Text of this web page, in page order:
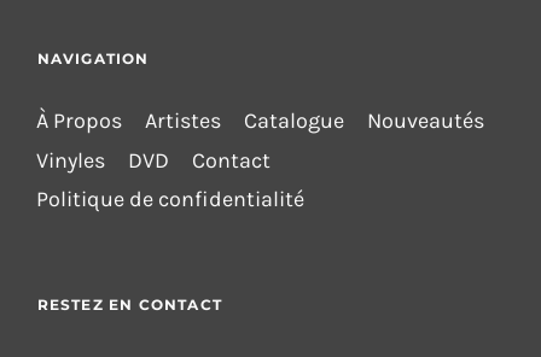
NAVIGATION
À Propos Artistes Catalogue
Nouveautés
Vinyles
DVD
Contact
Politique de confidentialité
RESTEZ EN CONTACT